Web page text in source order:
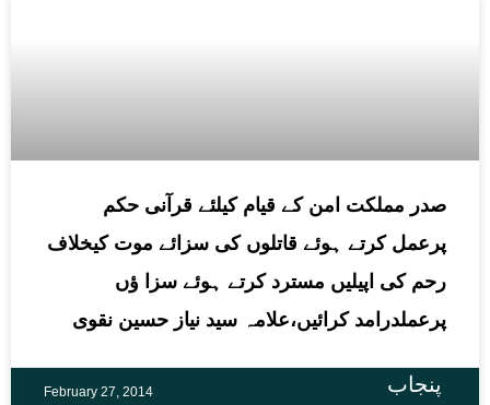
پنجاب
صدر مملکت امن کے قیام کیلئے قرآنی حکم
پرعمل کرتے ہوئے قاتلوں کی سزائے موت کیخلاف
رحم کی اپیلیں مسترد کرتے ہوئے سزا ؤں
پرعملدرامد کرائیں،علامہ سید نیاز حسین نقوی
February 27, 2014